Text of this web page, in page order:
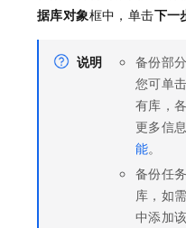
据库对象框中，单击下一
说明
备份部
您可单
有库，
更多信
能。
备份任
库，如
中添加